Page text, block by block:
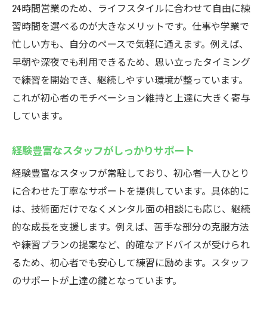
24時間営業のため、ライフスタイルに合わせて自由に練
習時間を選べるのが大きなメリットです。仕事や学業で
忙しい方も、自分のペースで気軽に通えます。例えば、
早朝や深夜でも利用できるため、思い立ったタイミング
で練習を開始でき、継続しやすい環境が整っています。
これが初心者のモチベーション維持と上達に大きく寄与
しています。
経験豊富なスタッフがしっかりサポート
経験豊富なスタッフが常駐しており、初心者一人ひとり
に合わせた丁寧なサポートを提供しています。具体的に
は、技術面だけでなくメンタル面の相談にも応じ、継続
的な成長を支援します。例えば、苦手な部分の克服方法
や練習プランの提案など、的確なアドバイスが受けられ
るため、初心者でも安心して練習に励めます。スタッフ
のサポートが上達の鍵となっています。